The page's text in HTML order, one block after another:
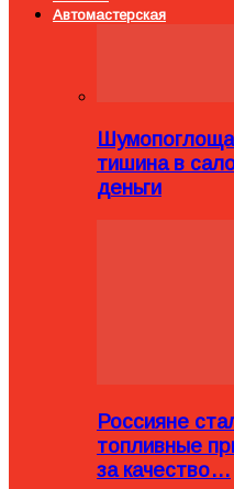
Автомастерская
тишина в
деньги
Россияне
топливные
за качество…